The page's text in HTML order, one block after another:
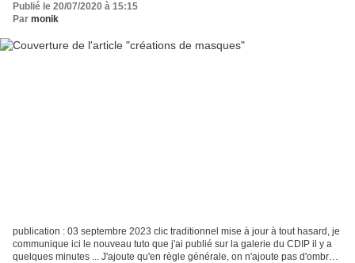
Publié le 20/07/2020 à 15:15
Par monik
publication : 03 septembre 2023 clic traditionnel mise à jour à tout hasard, je
communique ici le nouveau tuto que j'ai publié sur la galerie du CDIP il y a
quelques minutes ... J'ajoute qu'en règle générale, on n'ajoute pas d'ombre